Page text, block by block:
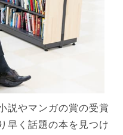
説やマンガの賞の受賞
早く話題の本を見つけ